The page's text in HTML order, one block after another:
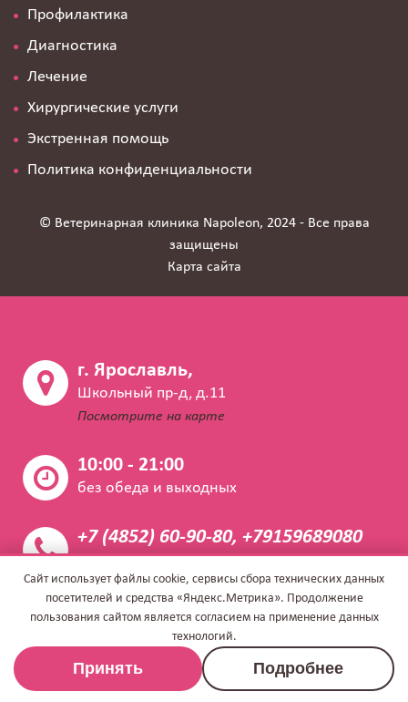
Профилактика
Диагностика
Лечение
Хирургические услуги
Экстренная помощь
Политика конфиденциальности
© Ветеринарная клиника Napoleon, 2024 - Все права
защищены
Карта сайта
г. Ярославль,
Школьный пр-д, д.11
Посмотрите на карте
10:00 - 21:00
без обеда и выходных
+7 (4852) 60-90-80, +79159689080
Закажите звонок
info@napoleon.vet
Сайт использует файлы cookie, сервисы сбора технических данных
посетителей и средства «Яндекс.Метрика». Продолжение
пользования сайтом является согласием на применение данных
технологий.
Принять Подробнее